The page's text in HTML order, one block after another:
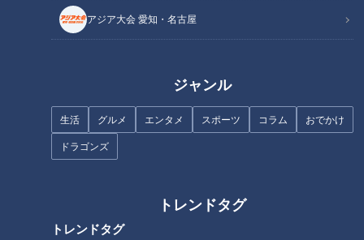
アジア大会 愛知・名古屋
ジャンル
生活 グルメ エンタメ スポーツ コラム おでかけ
ドラゴンズ
トレンドタグ
トレンドタグ
歴史はおよそ半世紀で、インターハイを始めとする多くの大会
で好成績を収めてきた『ウエイトリフティング部』。現在は16